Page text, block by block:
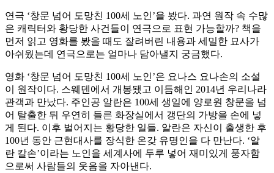
연극 ‘창문 넘어 도망친 100세 노인’을 봤다. 과연 원작 속 수많
은 캐릭터와 황당한 사건들이 연극으로 표현 가능할까? 책을
먼저 읽고 영화를 봤을 때도 잘려버린 내용과 세밀한 묘사가
아쉬웠는데 연극으로는 얼마나 담아낼지 궁금했다.
영화 ‘창문 넘어 도망친 100세 노인’은 요나스 요나손의 소설
이 원작이다. 스웨덴에서 개봉됐고 이듬해인 2014년 우리나라
관객과 만났다. 주인공 알란은 100세 생일에 양로원 창문을 넘
어 탈출한 뒤 우연히 들른 화장실에서 갱단의 가방을 손에 넣
게 된다. 이후 벌어지는 황당한 일들. 알란은 자신이 출생한 후
100년 동안 근현대사를 장식한 온갖 유명인을 다 만난다. ‘알
란 칼손’이라는 노인을 세계사에 두루 넣어 재미있게 풍자함
으로써 사람들의 웃음을 자아낸다.